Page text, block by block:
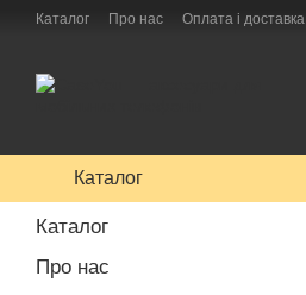
Перейти до основного контенту
Каталог Про нас Оплата і доставка
Каталог
Каталог
Про нас